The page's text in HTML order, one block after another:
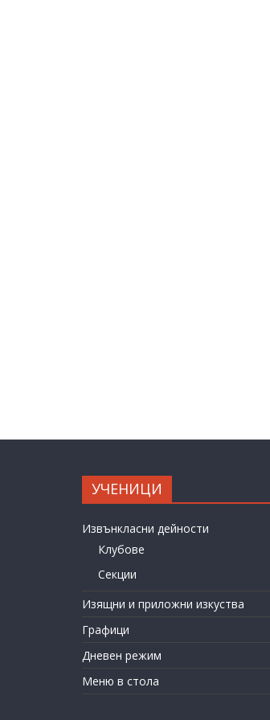
УЧЕНИЦИ
Извънкласни дейности
Клубове
Секции
Изящни и приложни изкуства
Графици
Дневен режим
Меню в стола